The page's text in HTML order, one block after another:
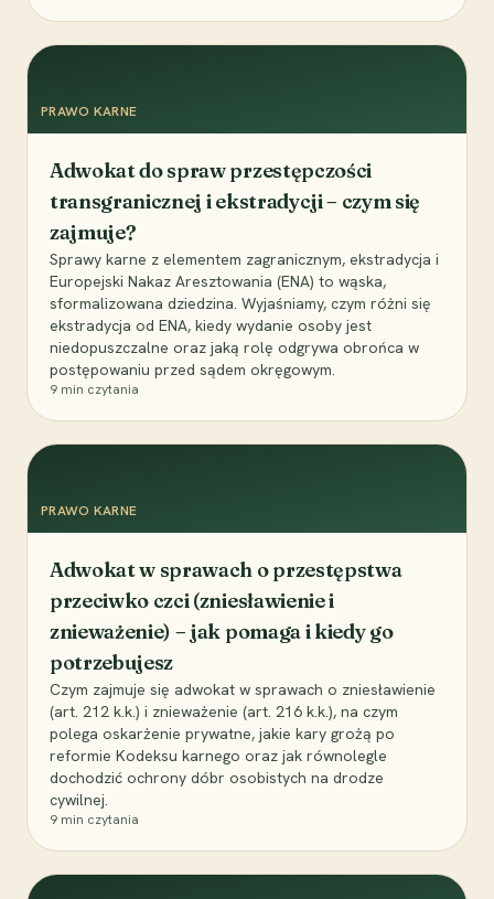
PRAWO KARNE
Adwokat do spraw przestępczości
transgranicznej i ekstradycji – czym się
zajmuje?
Sprawy karne z elementem zagranicznym, ekstradycja i
Europejski Nakaz Aresztowania (ENA) to wąska,
sformalizowana dziedzina. Wyjaśniamy, czym różni się
ekstradycja od ENA, kiedy wydanie osoby jest
niedopuszczalne oraz jaką rolę odgrywa obrońca w
postępowaniu przed sądem okręgowym.
9 min czytania
PRAWO KARNE
Adwokat w sprawach o przestępstwa
przeciwko czci (zniesławienie i
znieważenie) – jak pomaga i kiedy go
potrzebujesz
Czym zajmuje się adwokat w sprawach o zniesławienie
(art. 212 k.k.) i znieważenie (art. 216 k.k.), na czym
polega oskarżenie prywatne, jakie kary grożą po
reformie Kodeksu karnego oraz jak równolegle
dochodzić ochrony dóbr osobistych na drodze
cywilnej.
9 min czytania